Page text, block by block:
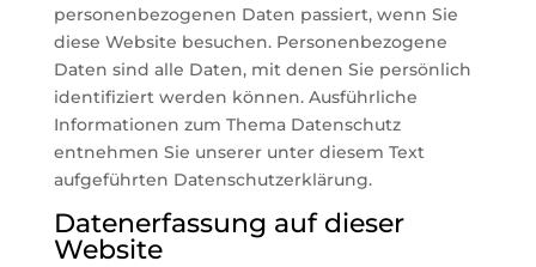
personenbezogenen Daten passiert, wenn Sie
diese Website besuchen. Personenbezogene
Daten sind alle Daten, mit denen Sie persönlich
identifiziert werden können. Ausführliche
Informationen zum Thema Datenschutz
entnehmen Sie unserer unter diesem Text
aufgeführten Datenschutzerklärung.
Datenerfassung auf dieser
Website